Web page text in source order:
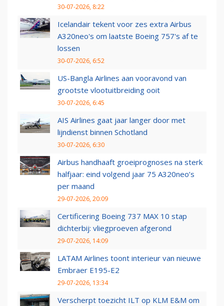
30-07-2026, 8:22
Icelandair tekent voor zes extra Airbus
A320neo's om laatste Boeing 757's af te
lossen
30-07-2026, 6:52
US-Bangla Airlines aan vooravond van
grootste vlootuitbreiding ooit
30-07-2026, 6:45
AIS Airlines gaat jaar langer door met
lijndienst binnen Schotland
30-07-2026, 6:30
Airbus handhaaft groeiprognoses na sterk
halfjaar: eind volgend jaar 75 A320neo’s
per maand
29-07-2026, 20:09
Certificering Boeing 737 MAX 10 stap
dichterbij: vliegproeven afgerond
29-07-2026, 14:09
LATAM Airlines toont interieur van nieuwe
Embraer E195-E2
29-07-2026, 13:34
Verscherpt toezicht ILT op KLM E&M om